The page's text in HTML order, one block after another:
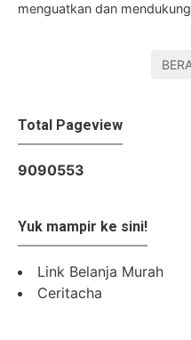
menguatkan dan
Total Pageview
9090553
Yuk mampir ke sini!
Link Belanja Murah
Ceritacha